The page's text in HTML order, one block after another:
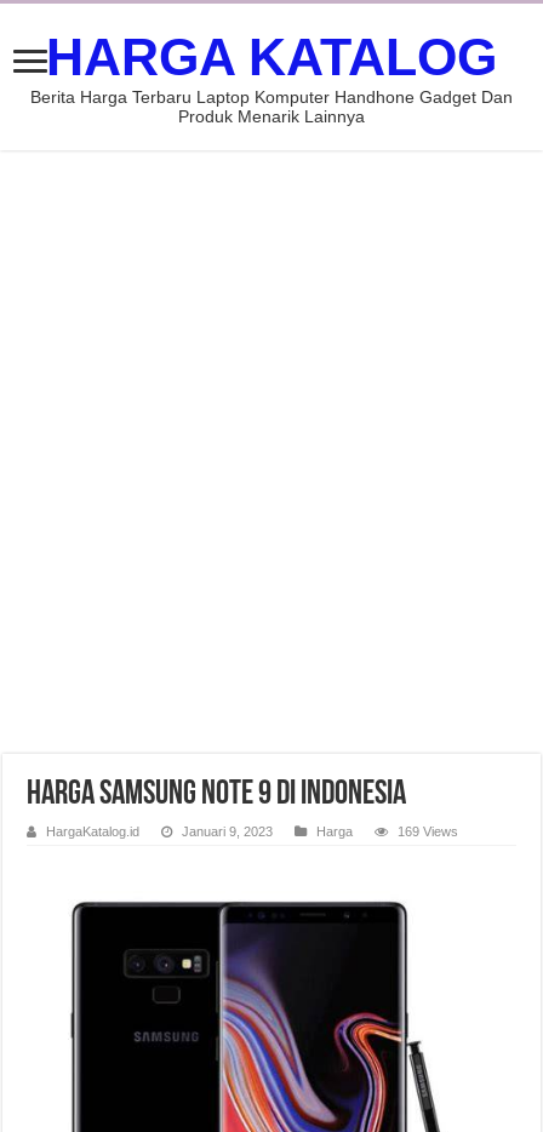
HARGA KATALOG
Berita Harga Terbaru Laptop Komputer Handhone Gadget Dan
Produk Menarik Lainnya
Harga Samsung Note 9 di Indonesia
HargaKatalog.id Januari 9, 2023 Harga 169 Views